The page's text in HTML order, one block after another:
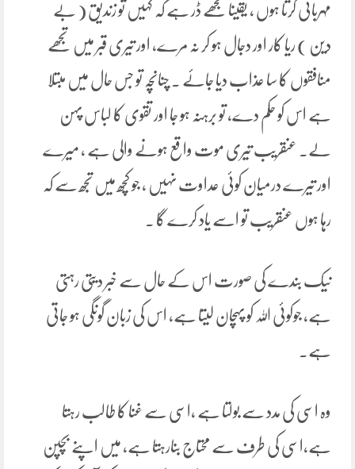
مہربانی کرتا ہوں ، یقینا مجھے ڈر ہے کہ کہیں تو زندیق ( بے
دین ) ریا کار اور دجال ہو کر نہ مرے، اور تیری قبر میں تجھے
منافقوں کا سا عذاب دیا جائے ۔ چنانچہ تو جس حال میں مبتلا
ہے اس کو حکم دے، تو برہنہ ہو جا اور تقوی کا لباس پہن
لے۔ عنقریب تیری موت واقع ہونے والی ہے ، میرے
اور تیرے درمیان کوئی عداوت نہیں ، جو کچھ میں تجھ سے کہ
رہا ہوں عنقریب تو اسے یاد کرے گا ۔
نیک بندے کی صورت اس کے حال سے خبر دیتی رہتی
ہے، جوکوئی اللہ کو پہچان لیتا ہے، اس کی زبان گونگی ہو جاتی
ہے۔
وہ اسی کی مدد سے بولتا ہے ،اسی سے غنا کا طالب رہتا
ہے،اسی کی طرف سے محتاج بنارہتا ہے، میں اپنے بچپن